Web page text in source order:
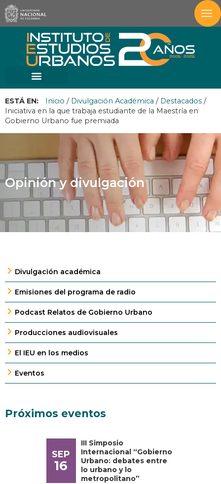
ESTÁ EN: Inicio / Divulgación Académica / Destacados /
Iniciativa en la que trabaja estudiante de la Maestría en
Gobierno Urbano fue premiada
Opinión y divulgación
Divulgación académica
Emisiones del programa de radio
Podcast Relatos de Gobierno Urbano
Producciones audiovisuales
El IEU en los medios
Eventos
Próximos eventos
SEP
16
III Simposio
Internacional “Gobierno
Urbano: debates entre
lo urbano y lo
metropolitano”